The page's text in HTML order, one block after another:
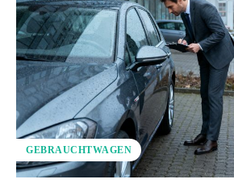
GEBRAUCHTWAGEN